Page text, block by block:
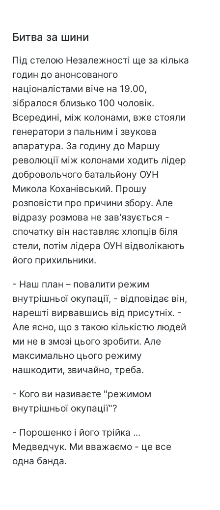
Битва за шини
Під стелою Незалежності ще за кілька
годин до анонсованого
націоналістами віче на 19.00,
зібралося близько 100 чоловік.
Всередині, між колонами, вже стояли
генератори з пальним і звукова
апаратура. За годину до Маршу
революції між колонами ходить лідер
добровольчого батальйону ОУН
Микола Коханівський. Прошу
розповісти про причини збору. Але
відразу розмова не зав'язується -
спочатку він наставляє хлопців біля
стели, потім лідера ОУН відволікають
його прихильники.
- Наш план – повалити режим
внутрішньої окупації, - відповідає він,
нарешті вирвавшись від присутніх. -
Але ясно, що з такою кількістю людей
ми не в змозі цього зробити. Але
максимально цього режиму
нашкодити, звичайно, треба.
- Кого ви називаєте "режимом
внутрішньої окупації"?
- Порошенко і його трійка ...
Медведчук. Ми вважаємо - це все
одна банда.